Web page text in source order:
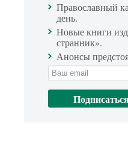
Православный
день.
Новые книги
странник».
Анонсы